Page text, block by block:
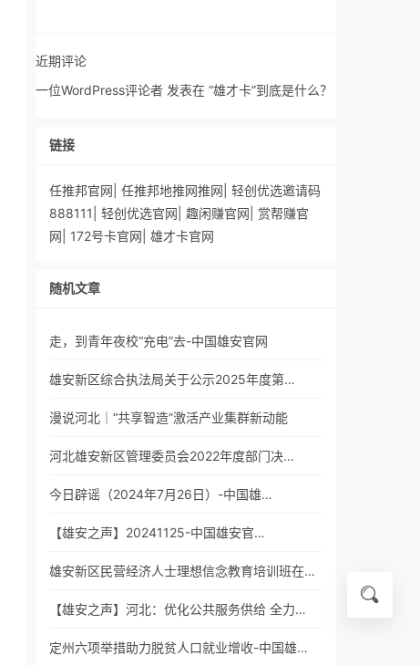
近期评论
一位WordPress评论者 发表在 “雄才卡”到底是什么？
链接
任推邦官网 任推邦地推网推网 轻创优选邀请码
888111
轻创优选官网 趣闲赚官网
赏帮赚官
网
172号卡官网 雄才卡官网
随机文章
走，到青年夜校“充电”去-中国雄安官网
雄安新区综合执法局关于公示2025年度第…
漫说河北｜“共享智造”激活产业集群新动能
河北雄安新区管理委员会2022年度部门决…
今日辟谣（2024年7月26日）-中国雄…
【雄安之声】20241125-中国雄安官…
雄安新区民营经济人士理想信念教育培训班在…
【雄安之声】河北：优化公共服务供给 全力…
定州六项举措助力脱贫人口就业增收-中国雄…